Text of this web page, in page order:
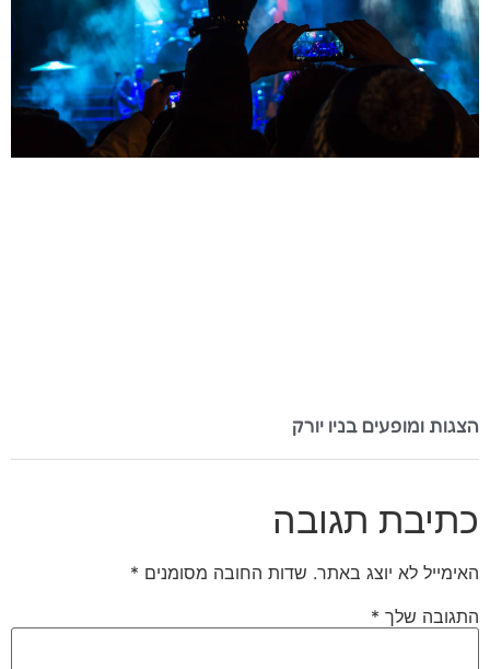
הצגות ומופעים בניו יורק
כתיבת תגובה
האימייל לא יוצג באתר. שדות החובה מסומנים *
התגובה שלך *